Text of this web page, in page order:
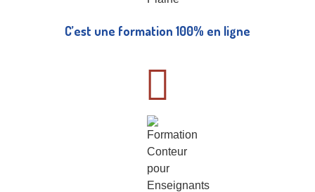
C’est une formation 100% en ligne